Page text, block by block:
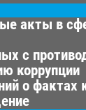
акты в
с
коррупции
о фактах